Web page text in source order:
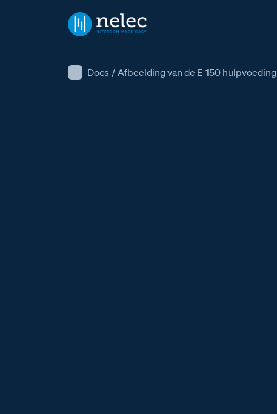
Docs / Afbeelding van de E-150 hulpvoeding